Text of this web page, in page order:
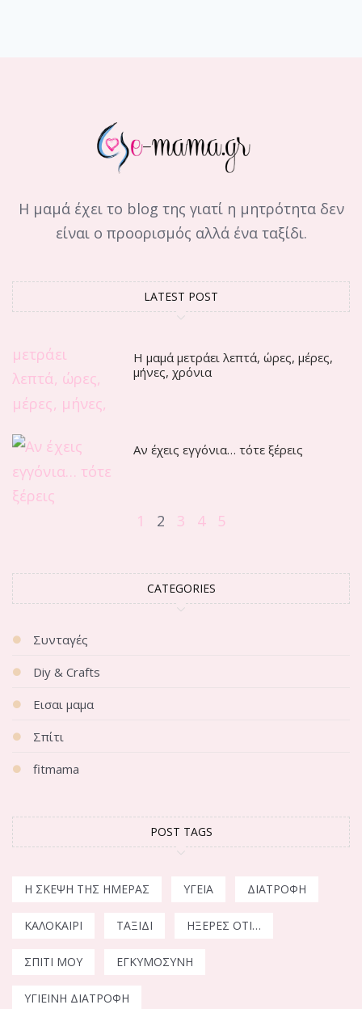
Η μαμά έχει το blog της γιατί η μητρότητα δεν
είναι ο προορισμός αλλά ένα ταξίδι.
LATEST POST
Η μαμά μετράει λεπτά, ώρες, μέρες,
μήνες, χρόνια
Αν έχεις εγγόνια… τότε ξέρεις
1 2 3 4 5
CATEGORIES
Συνταγές
Diy & Crafts
Εισαι μαμα
Σπίτι
fitmama
POST TAGS
Η ΣΚΈΨΗ ΤΗΣ ΗΜΈΡΑΣ ΥΓΕΊΑ ΔΙΑΤΡΟΦΉ
ΚΑΛΟΚΑΊΡΙ ΤΑΞΊΔΙ ΉΞΕΡΕΣ ΌΤΙ…
ΣΠΊΤΙ ΜΟΥ ΕΓΚΥΜΟΣΎΝΗ
ΥΓΙΕΙΝΉ ΔΙΑΤΡΟΦΉ